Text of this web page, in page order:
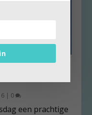
| 0
een prachtige